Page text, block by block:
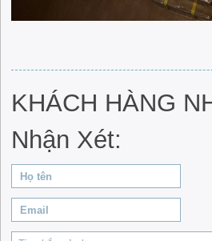
Kho bích nối-
KHÁCH HÀNG
Nhận Xét: